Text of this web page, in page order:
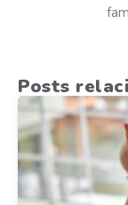
Posts